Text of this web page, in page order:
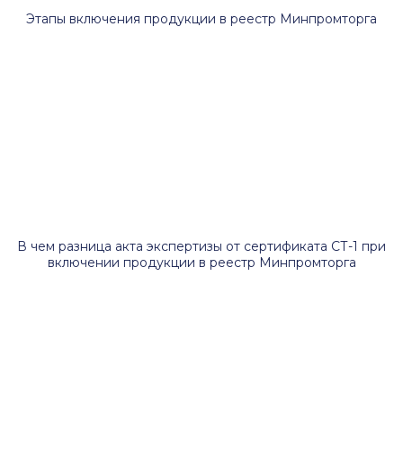
Этапы включения продукции в реестр Минпромторга
В чем разница акта экспертизы от сертификата СТ-1 при
включении продукции в реестр Минпромторга